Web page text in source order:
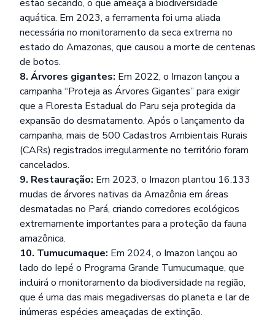
estão secando, o que ameaça a biodiversidade
aquática. Em 2023, a ferramenta foi uma aliada
necessária no monitoramento da seca extrema no
estado do Amazonas, que causou a morte de centenas
de botos.
8. Árvores gigantes: Em 2022, o Imazon lançou a
campanha “Proteja as Árvores Gigantes” para exigir
que a Floresta Estadual do Paru seja protegida da
expansão do desmatamento. Após o lançamento da
campanha, mais de 500 Cadastros Ambientais Rurais
(CARs) registrados irregularmente no território foram
cancelados.
9. Restauração: Em 2023, o Imazon plantou 16.133
mudas de árvores nativas da Amazônia em áreas
desmatadas no Pará, criando corredores ecológicos
extremamente importantes para a proteção da fauna
amazônica.
10. Tumucumaque: Em 2024, o Imazon lançou ao
lado do Iepé o Programa Grande Tumucumaque, que
incluirá o monitoramento da biodiversidade na região,
que é uma das mais megadiversas do planeta e lar de
inúmeras espécies ameaçadas de extinção.